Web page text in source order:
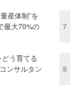
産体制”を
最大70%の
う育てる
ンサルタン
7
8